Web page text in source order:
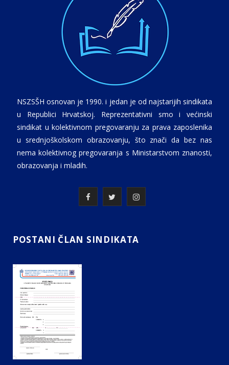
NSZSŠH osnovan je 1990. i jedan je od najstarijih sindikata
u Republici Hrvatskoj. Reprezentativni smo i većinski
sindikat u kolektivnom pregovaranju za prava zaposlenika
u srednjoškolskom obrazovanju, što znači da bez nas
nema kolektivnog pregovaranja s Ministarstvom znanosti,
obrazovanja i mladih.
F
c
i
I
POSTANI ČLAN SINDIKATA